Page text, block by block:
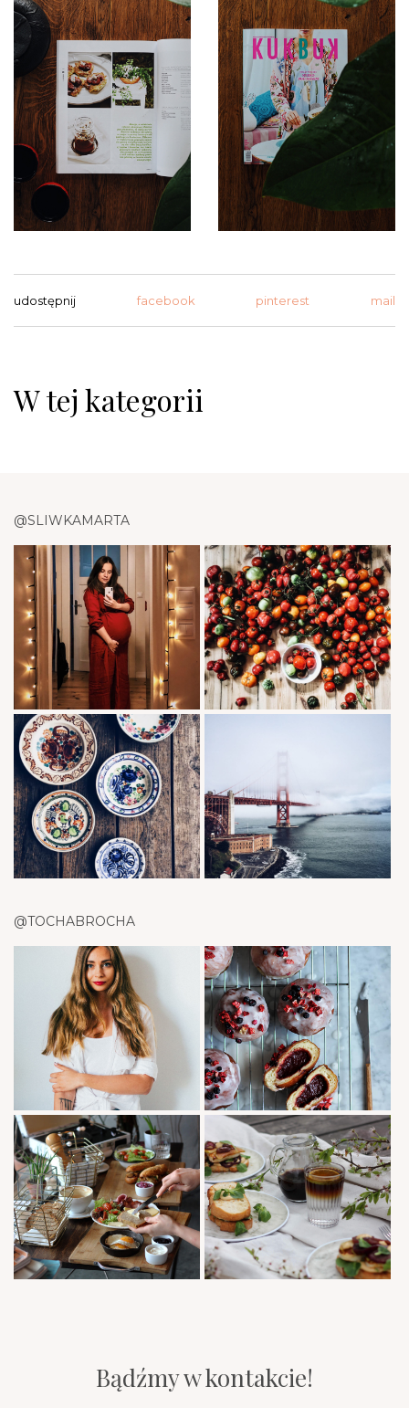
udostępnij facebook pinterest mail
W tej kategorii
@SLIWKAMARTA
@TOCHABROCHA
Bądźmy w kontakcie!